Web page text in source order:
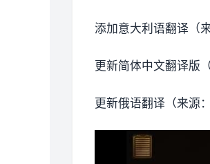
添加意大利语翻译（
更新简体中文翻译版
更新俄语翻译（来源